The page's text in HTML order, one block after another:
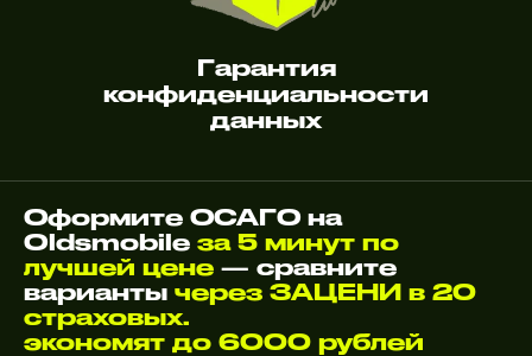
Гарантия
конфиденциальности
данных
Оформите ОСАГО на
Oldsmobile за 5 минут по
лучшей цене — сравните
варианты через ЗАЦЕНИ в 20
страховых.
экономят до 6000 рублей